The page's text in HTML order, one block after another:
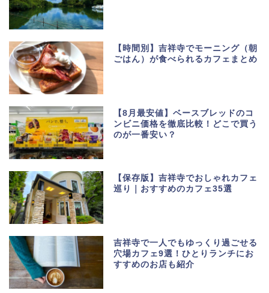
【時間別】吉祥寺でモーニング（朝
ごはん）が食べられるカフェまとめ
【8月最安値】ベースブレッドのコ
ンビニ価格を徹底比較！どこで買う
のが一番安い？
【保存版】吉祥寺でおしゃれカフェ
巡り｜おすすめのカフェ35選
吉祥寺で一人でもゆっくり過ごせる
穴場カフェ9選！ひとりランチにお
すすめのお店も紹介